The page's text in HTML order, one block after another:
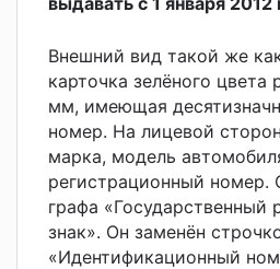
Внешний вид такой же
карточка зелёного
мм, имеющая
номер. На лицевой
марка, модель
регистрационный номер.
графа «Государственный
знак». Он заменён
«Идентификационный